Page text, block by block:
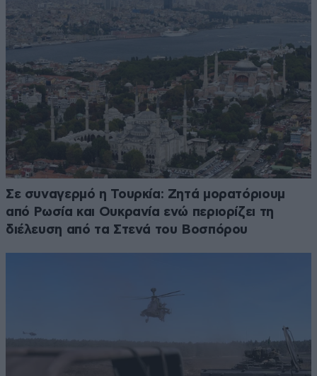
Σε συναγερμό η Τουρκία: Ζητά μορατόριουμ
από Ρωσία και Ουκρανία ενώ περιορίζει τη
διέλευση από τα Στενά του Βοσπόρου